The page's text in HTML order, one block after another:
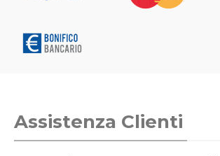
Assistenza Clienti